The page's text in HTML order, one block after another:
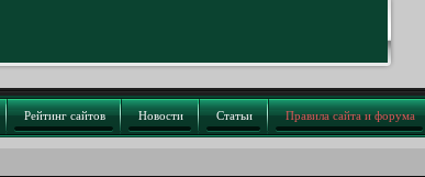
Рейтинг сайтов Новости Статьи Правила сайта и форума